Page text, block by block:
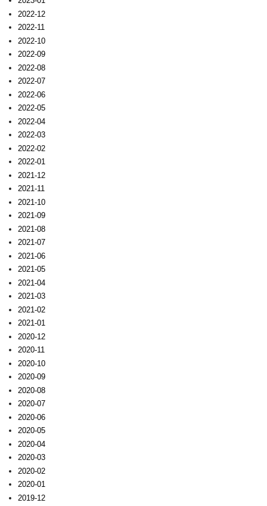
2022-12
2022-11
2022-10
2022-09
2022-08
2022-07
2022-06
2022-05
2022-04
2022-03
2022-02
2022-01
2021-12
2021-11
2021-10
2021-09
2021-08
2021-07
2021-06
2021-05
2021-04
2021-03
2021-02
2021-01
2020-12
2020-11
2020-10
2020-09
2020-08
2020-07
2020-06
2020-05
2020-04
2020-03
2020-02
2020-01
2019-12